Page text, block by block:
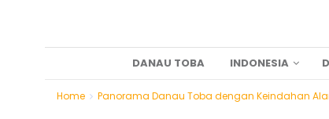
DANAU TOBA INDONESIA
Home Panorama Danau Toba dengan Keindahan